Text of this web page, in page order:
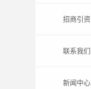
招商引资
联系我们
新闻中心